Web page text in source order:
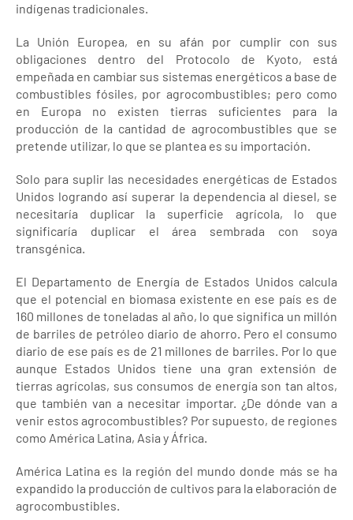
indígenas tradicionales.
La Unión Europea, en su afán por cumplir con sus
obligaciones dentro del Protocolo de Kyoto, está
empeñada en cambiar sus sistemas energéticos a base de
combustibles fósiles, por agrocombustibles; pero como
en Europa no existen tierras suficientes para la
producción de la cantidad de agrocombustibles que se
pretende utilizar, lo que se plantea es su importación.
Solo para suplir las necesidades energéticas de Estados
Unidos logrando así superar la dependencia al diesel, se
necesitaría duplicar la superficie agrícola, lo que
significaría duplicar el área sembrada con soya
transgénica.
El Departamento de Energía de Estados Unidos calcula
que el potencial en biomasa existente en ese país es de
160 millones de toneladas al año, lo que significa un millón
de barriles de petróleo diario de ahorro. Pero el consumo
diario de ese país es de 21 millones de barriles. Por lo que
aunque Estados Unidos tiene una gran extensión de
tierras agrícolas, sus consumos de energía son tan altos,
que también van a necesitar importar. ¿De dónde van a
venir estos agrocombustibles? Por supuesto, de regiones
como América Latina, Asia y África.
América Latina es la región del mundo donde más se ha
expandido la producción de cultivos para la elaboración de
agrocombustibles.